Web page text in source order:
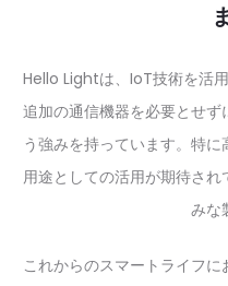
Hello Lightは、IoT技術を活
追加の通信機器を必要とせ
う強みを持っています。特
用途としての活用が期待さ
みな
これからのスマートライフ